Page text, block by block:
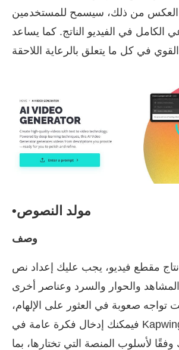
من ذلك، سيسمح للمستخدمين
الكامل في الفيديو الناتج. كما يساعد
•مولد النصوص
وصف
مقطع فيديو، يجب عليك إعداد نص
والحوار والسرد وعناصر أخرى
تواجه صعوبة في العثور على الإلهام،
فيمكنك إدخال فكرة عامة في Kapwing، والذي سيقوم
لأسلوب المنصة التي تختارها، بما